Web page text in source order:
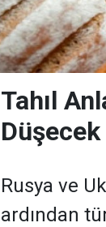
Tahıl
Düşecek
Rusya ve
ardından